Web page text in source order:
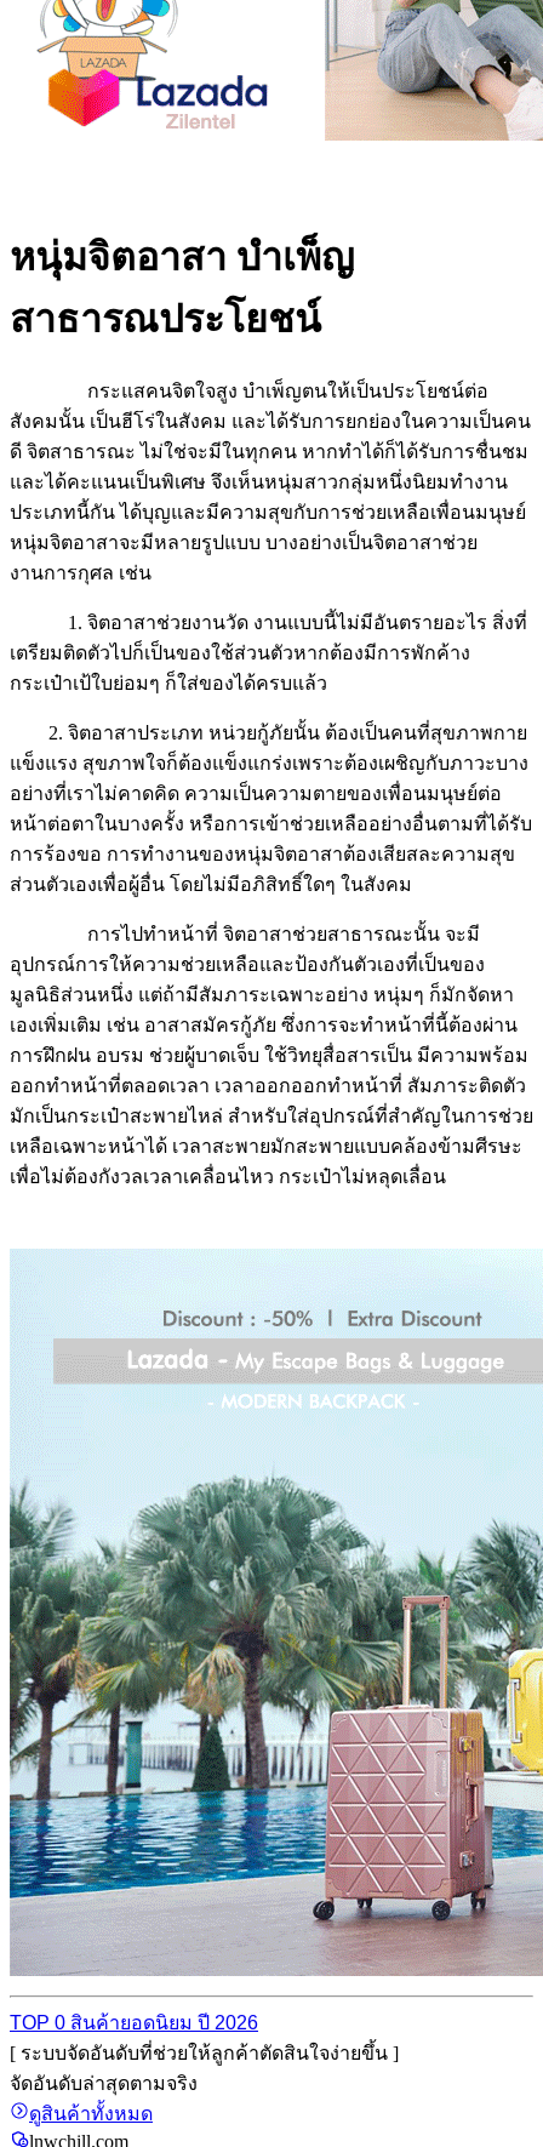
หนุ่มจิตอาสา บำเพ็ญ
สาธารณประโยชน์
กระแสคนจิตใจสูง บำเพ็ญตนให้เป็นประโยชน์ต่อ
สังคมนั้น เป็นฮีโร่ในสังคม และได้รับการยกย่องในความเป็นคน
ดี จิตสาธารณะ ไม่ใช่จะมีในทุกคน หากทำได้ก็ได้รับการชื่นชม
และได้คะแนนเป็นพิเศษ จึงเห็นหนุ่มสาวกลุ่มหนึ่งนิยมทำงาน
ประเภทนี้กัน ได้บุญและมีความสุขกับการช่วยเหลือเพื่อนมนุษย์
หนุ่มจิตอาสาจะมีหลายรูปแบบ บางอย่างเป็นจิตอาสาช่วย
งานการกุศล เช่น
1. จิตอาสาช่วยงานวัด งานแบบนี้ไม่มีอันตรายอะไร สิ่งที่
เตรียมติดตัวไปก็เป็นของใช้ส่วนตัวหากต้องมีการพักค้าง
กระเป๋าเป้ใบย่อมๆ ก็ใส่ของได้ครบแล้ว
2. จิตอาสาประเภท หน่วยกู้ภัยนั้น ต้องเป็นคนที่สุขภาพกาย
แข็งแรง สุขภาพใจก็ต้องแข็งแกร่งเพราะต้องเผชิญกับภาวะบาง
อย่างที่เราไม่คาดคิด ความเป็นความตายของเพื่อนมนุษย์ต่อ
หน้าต่อตาในบางครั้ง หรือการเข้าช่วยเหลืออย่างอื่นตามที่ได้รับ
การร้องขอ การทำงานของหนุ่มจิตอาสาต้องเสียสละความสุข
ส่วนตัวเองเพื่อผู้อื่น โดยไม่มีอภิสิทธิ์ใดๆ ในสังคม
การไปทำหน้าที่ จิตอาสาช่วยสาธารณะนั้น จะมี
อุปกรณ์การให้ความช่วยเหลือและป้องกันตัวเองที่เป็นของ
มูลนิธิส่วนหนึ่ง แต่ถ้ามีสัมภาระเฉพาะอย่าง หนุ่มๆ ก็มักจัดหา
เองเพิ่มเติม เช่น อาสาสมัครกู้ภัย ซึ่งการจะทำหน้าที่นี้ต้องผ่าน
การฝึกฝน อบรม ช่วยผู้บาดเจ็บ ใช้วิทยุสื่อสารเป็น มีความพร้อม
ออกทำหน้าที่ตลอดเวลา เวลาออกออกทำหน้าที่ สัมภาระติดตัว
มักเป็นกระเป๋าสะพายไหล่ สำหรับใส่อุปกรณ์ที่สำคัญในการช่วย
เหลือเฉพาะหน้าได้ เวลาสะพายมักสะพายแบบคล้องข้ามศีรษะ
เพื่อไม่ต้องกังวลเวลาเคลื่อนไหว กระเป๋าไม่หลุดเลื่อน
TOP 0 สินค้ายอดนิยม ปี 2026
[ ระบบจัดอันดับที่ช่วยให้ลูกค้าตัดสินใจง่ายขึ้น ]
จัดอันดับล่าสุดตามจริง
ดูสินค้าทั้งหมด
lnwchill.com